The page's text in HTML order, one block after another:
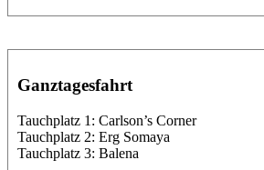
Ganztagesfahrt
Tauchplatz 1: Carlson’s Corner
Tauchplatz 2: Erg Somaya
Tauchplatz 3: Balena